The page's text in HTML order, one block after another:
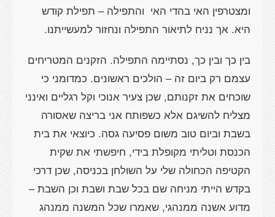
ומצטרפין האי בהדי האי והתפילה – תפילת קודש
היא. אך נניח לתיאור התפילה ונחזור למעשייתנו.
בין כך ובין כך, נסתיימה התפילה. הזקנים המטריחים
עצמם רק ביום זה – הולכים ראשונים. כמדומני כי
שוכחים את זקנותם, שכן צעיר אנוכי וקל רגליים ואינני
מצליח להשיגם אלא כשפותח אני בריצה שאסורה
בשבת וביום טוב משום פסיעה גסה. כיוצאי את בית
הכנסת וטליתי מקופלת בידי, חיפשתי את שקית
הקטיפה הכחולה שלי על השולחן בכניסה, שכן דרכי
בקדש הייתי מניחה שם בכל שבת ושבת וכן השבת –
מדוע אשנה ממנהגי, שאמרו שכל המשנה ממנהג